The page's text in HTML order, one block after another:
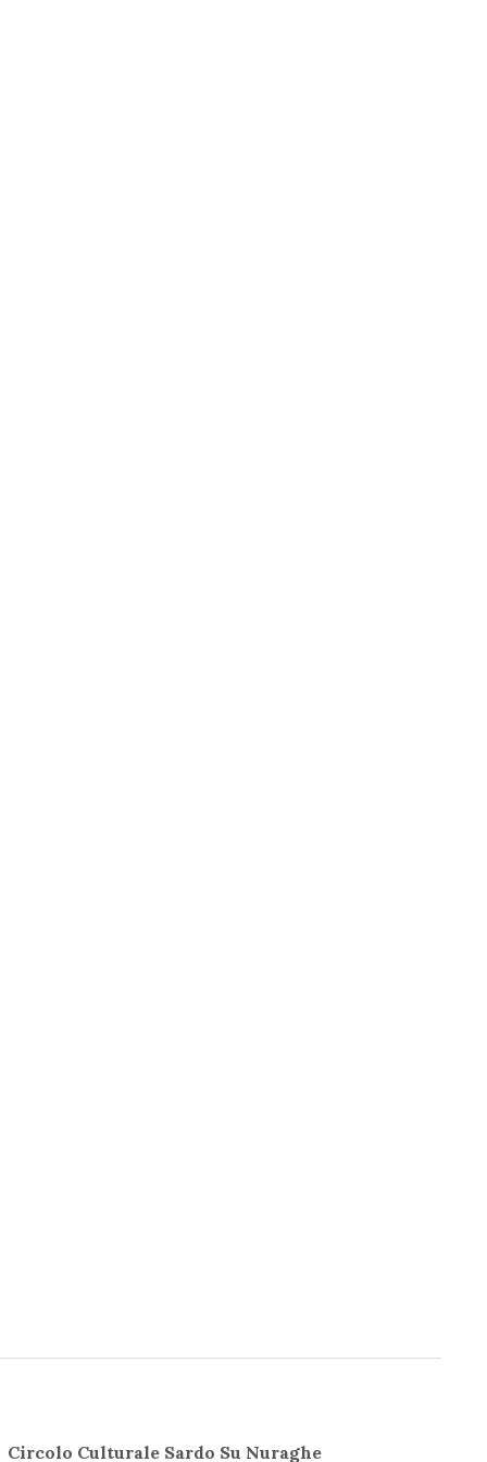
Circolo Culturale Sardo Su Nuraghe